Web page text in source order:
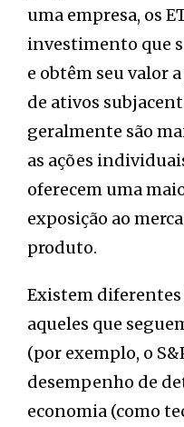
uma empresa, os
investimento que
e obtêm seu valor
de ativos
geralmente são
as ações
oferecem uma
exposição ao
produto.
Existem
aqueles que
(por exemplo, o
desempenho de
economia (como